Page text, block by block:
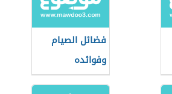
فضائل الصيام
وفوائده